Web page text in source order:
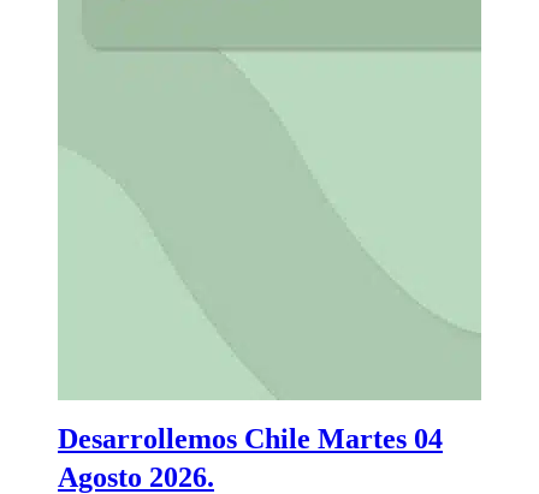
Desarrollemos Chile Martes 04
Agosto 2026.